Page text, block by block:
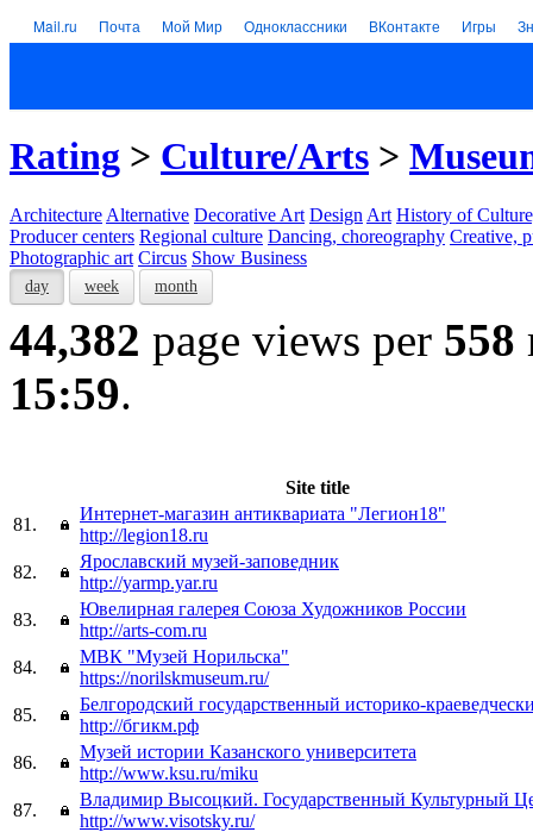
Mail.ru Почта Мой Мир Одноклассники ВКонтакте Игры
Rating > Culture/Arts >
Architecture Alternative Decorative Art Design Art History of
Producer centers Regional culture Dancing, choreography Creative,
Photographic art Circus Show Business
day week month
44,382 page views per 558
15:59.
Site title
81.
Интернет-магазин антиквариата "Легион18"
http://legion18.ru
82.
Ярославский музей-заповедник
http://yarmp.yar.ru
83.
Ювелирная галерея Союза Художников России
http://arts-com.ru
84.
МВК "Музей Норильска"
https://norilskmuseum.ru/
85.
Белгородский государственный историко-
http://бгикм.рф
86.
Музей истории Казанского университета
http://www.ksu.ru/miku
87.
Владимир Высоцкий. Государственный Культурный
http://www.visotsky.ru/